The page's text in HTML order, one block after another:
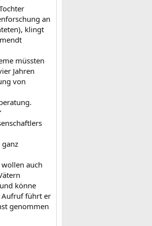
an
klingt
müssten
Jahren
von
auch
könne
Aufruf führt er
genommen